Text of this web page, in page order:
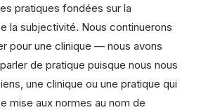
pratiques fondées sur la
la subjectivité. Nous continuerons
pour une clinique — nous avons
de pratique puisque nous nous
une clinique ou une pratique qui
mise aux normes au nom de